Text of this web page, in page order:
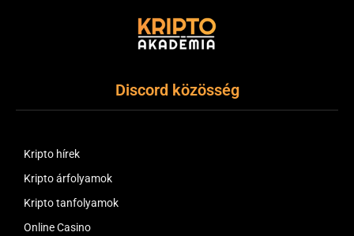
Discord közösség
Kripto hírek
Kripto árfolyamok
Kripto tanfolyamok
Online Casino